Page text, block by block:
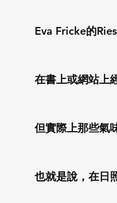
Eva Fricke的
在書上或網站上
但實際上那些氣
也就是說，在日